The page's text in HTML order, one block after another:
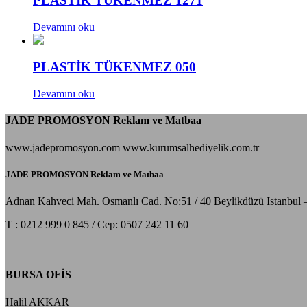
Devamını oku
PLASTİK TÜKENMEZ 050
Devamını oku
JADE PROMOSYON Reklam ve Matbaa
www.jadepromosyon.com www.kurumsalhediyelik.com.tr
JADE PROMOSYON Reklam ve Matbaa
Adnan Kahveci Mah. Osmanlı Cad. No:51 / 40 Beylikdüzü Istanbul
T : 0212 999 0 845 / Cep: 0507 242 11 60
BURSA OFİS
Halil AKKAR